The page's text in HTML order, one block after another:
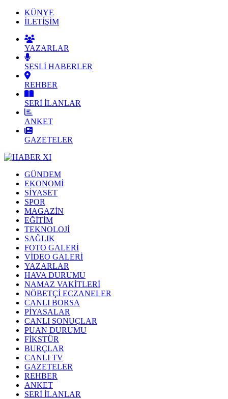
KÜNYE
İLETİŞİM
YAZARLAR
SESLİ HABERLER
REHBER
SERİ İLANLAR
ANKET
GAZETELER
GÜNDEM
EKONOMİ
SİYASET
SPOR
MAGAZİN
EĞİTİM
TEKNOLOJİ
SAĞLIK
FOTO GALERİ
VİDEO GALERİ
YAZARLAR
HAVA DURUMU
NAMAZ VAKİTLERİ
NÖBETÇİ ECZANELER
CANLI BORSA
PİYASALAR
CANLI SONUÇLAR
PUAN DURUMU
FİKSTÜR
BURÇLAR
CANLI TV
GAZETELER
REHBER
ANKET
SERİ İLANLAR